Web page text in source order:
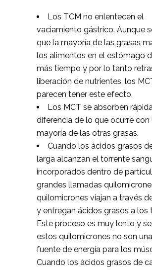
Los TCM no enlentecen el
vaciamiento gástrico. Aunque
que la mayoría de las grasas
los alimentos en el estómago
más tiempo y por lo tanto
liberación de nutrientes, los
parecen tener este efecto.
Los MCT se absorben
diferencia de lo que ocurre con
mayoría de las otras grasas.
Cuando los ácidos grasos
larga alcanzan el torrente
incorporados dentro de
grandes llamadas
quilomicrones viajan a través
y entregan ácidos grasos a los
Este proceso es muy lento y
estos quilomicrones no son
fuente de energía para los
Cuando los ácidos grasos de